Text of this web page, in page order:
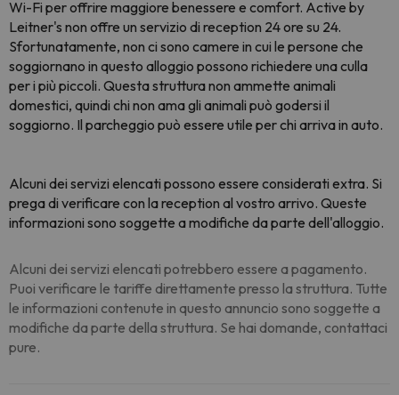
Wi-Fi per offrire maggiore benessere e comfort. Active by
Leitner's non offre un servizio di reception 24 ore su 24.
Sfortunatamente, non ci sono camere in cui le persone che
soggiornano in questo alloggio possono richiedere una culla
per i più piccoli. Questa struttura non ammette animali
domestici, quindi chi non ama gli animali può godersi il
soggiorno. Il parcheggio può essere utile per chi arriva in auto.
Alcuni dei servizi elencati possono essere considerati extra. Si
prega di verificare con la reception al vostro arrivo. Queste
informazioni sono soggette a modifiche da parte dell'alloggio.
Alcuni dei servizi elencati potrebbero essere a pagamento.
Puoi verificare le tariffe direttamente presso la struttura. Tutte
le informazioni contenute in questo annuncio sono soggette a
modifiche da parte della struttura. Se hai domande, contattaci
pure.